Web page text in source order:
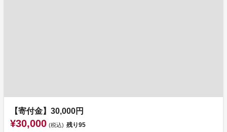
【寄付金】30,000円
¥30,000 (税込) 残り95